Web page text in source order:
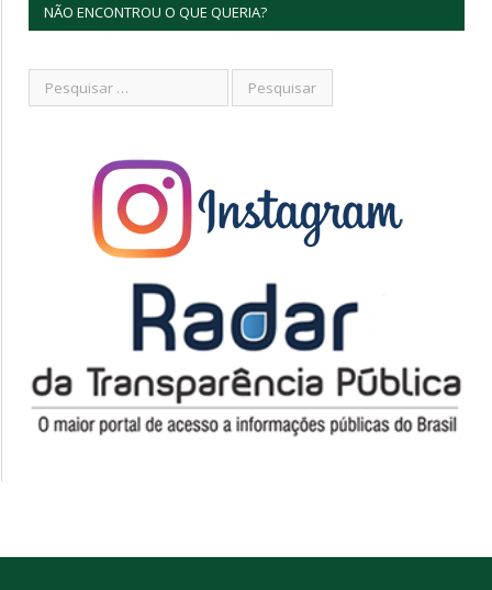
NÃO ENCONTROU O QUE QUERIA?